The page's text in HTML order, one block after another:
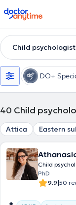
doctoranytime
Child
DO+
40 Child
Attica Eastern
Child
PhD
9.9|50